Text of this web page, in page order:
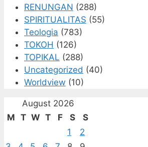
RENUNGAN (288)
SPIRITUALITAS (55)
Teologia (783)
TOKOH (126)
TOPIKAL (288)
Uncategorized (40)
Worldview (10)
August 2026
M T W T F S
S
1
2